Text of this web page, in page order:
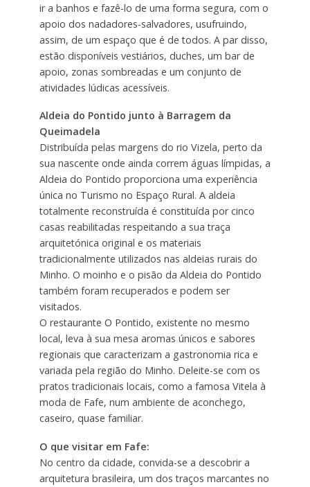
ir a banhos e fazê-lo de uma forma segura, com o
apoio dos nadadores-salvadores, usufruindo,
assim, de um espaço que é de todos. A par disso,
estão disponíveis vestiários, duches, um bar de
apoio, zonas sombreadas e um conjunto de
atividades lúdicas acessíveis.
Aldeia do Pontido junto à Barragem da
Queimadela
Distribuída pelas margens do rio Vizela, perto da
sua nascente onde ainda correm águas límpidas, a
Aldeia do Pontido proporciona uma experiência
única no Turismo no Espaço Rural. A aldeia
totalmente reconstruída é constituída por cinco
casas reabilitadas respeitando a sua traça
arquitetónica original e os materiais
tradicionalmente utilizados nas aldeias rurais do
Minho. O moinho e o pisão da Aldeia do Pontido
também foram recuperados e podem ser
visitados.
O restaurante O Pontido, existente no mesmo
local, leva à sua mesa aromas únicos e sabores
regionais que caracterizam a gastronomia rica e
variada pela região do Minho. Deleite-se com os
pratos tradicionais locais, como a famosa Vitela à
moda de Fafe, num ambiente de aconchego,
caseiro, quase familiar.
O que visitar em Fafe:
No centro da cidade, convida-se a descobrir a
arquitetura brasileira, um dos traços marcantes no